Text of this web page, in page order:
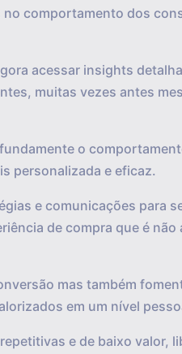
comportamento dos
acessar insights
muitas vezes antes
o
personalizada e eficaz.
e comunicações para
de compra que é
mas também
em um nível
e de baixo valor,